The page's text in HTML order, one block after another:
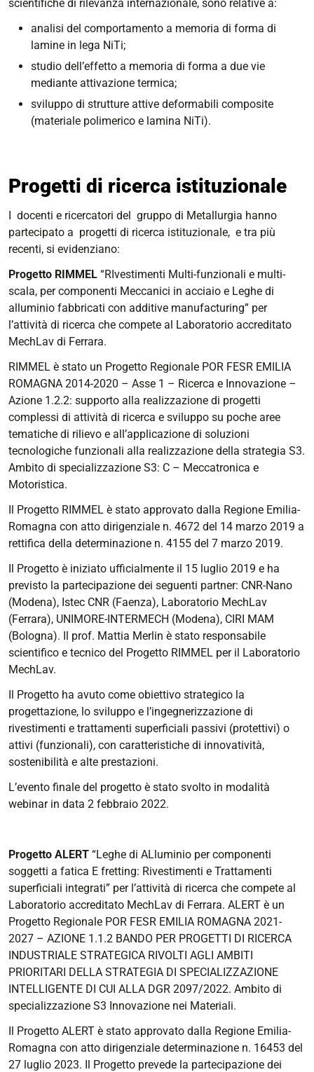
scientifiche di rilevanza internazionale, sono relative a:
analisi del comportamento a memoria di forma di
lamine in lega NiTi;
studio dell’effetto a memoria di forma a due vie
mediante attivazione termica;
sviluppo di strutture attive deformabili composite
(materiale polimerico e lamina NiTi).
Progetti di ricerca istituzionale
I docenti e ricercatori del gruppo di Metallurgia hanno
partecipato a progetti di ricerca istituzionale, e tra più
recenti, si evidenziano:
Progetto RIMMEL “RIvestimenti Multi-funzionali e multi-
scala, per componenti Meccanici in acciaio e Leghe di
alluminio fabbricati con additive manufacturing” per
l’attività di ricerca che compete al Laboratorio accreditato
MechLav di Ferrara.
RIMMEL è stato un Progetto Regionale POR FESR EMILIA
ROMAGNA 2014-2020 – Asse 1 – Ricerca e Innovazione –
Azione 1.2.2: supporto alla realizzazione di progetti
complessi di attività di ricerca e sviluppo su poche aree
tematiche di rilievo e all’applicazione di soluzioni
tecnologiche funzionali alla realizzazione della strategia S3.
Ambito di specializzazione S3: C – Meccatronica e
Motoristica.
Il Progetto RIMMEL è stato approvato dalla Regione Emilia-
Romagna con atto dirigenziale n. 4672 del 14 marzo 2019 a
rettifica della determinazione n. 4155 del 7 marzo 2019.
Il Progetto è iniziato ufficialmente il 15 luglio 2019 e ha
previsto la partecipazione dei seguenti partner: CNR-Nano
(Modena), Istec CNR (Faenza), Laboratorio MechLav
(Ferrara), UNIMORE-INTERMECH (Modena), CIRI MAM
(Bologna). Il prof. Mattia Merlin è stato responsabile
scientifico e tecnico del Progetto RIMMEL per il Laboratorio
MechLav.
Il Progetto ha avuto come obiettivo strategico la
progettazione, lo sviluppo e l’ingegnerizzazione di
rivestimenti e trattamenti superficiali passivi (protettivi) o
attivi (funzionali), con caratteristiche di innovatività,
sostenibilità e alte prestazioni.
L’evento finale del progetto è stato svolto in modalità
webinar in data 2 febbraio 2022.
Progetto ALERT “Leghe di ALluminio per componenti
soggetti a fatica E fretting: Rivestimenti e Trattamenti
superficiali integrati” per l’attività di ricerca che compete al
Laboratorio accreditato MechLav di Ferrara. ALERT è un
Progetto Regionale POR FESR EMILIA ROMAGNA 2021-
2027 – AZIONE 1.1.2 BANDO PER PROGETTI DI RICERCA
INDUSTRIALE STRATEGICA RIVOLTI AGLI AMBITI
PRIORITARI DELLA STRATEGIA DI SPECIALIZZAZIONE
INTELLIGENTE DI CUI ALLA DGR 2097/2022. Ambito di
specializzazione S3 Innovazione nei Materiali.
Il Progetto ALERT è stato approvato dalla Regione Emilia-
Romagna con atto dirigenziale determinazione n. 16453 del
27 luglio 2023. Il Progetto prevede la partecipazione dei